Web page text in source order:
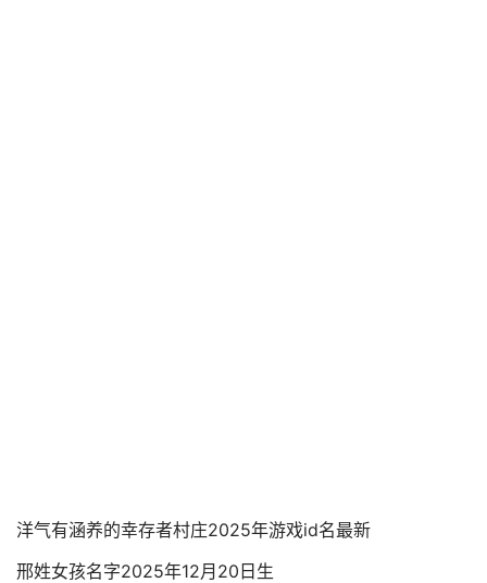
洋气有涵养的幸存者村庄2025年游戏id名最新
邢姓女孩名字2025年12月20日生